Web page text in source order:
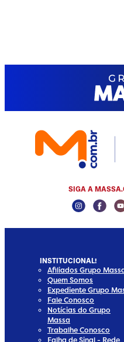
SIGA A
INSTITUCIONAL!
Afiliados Grupo
Quem Somos
Expediente Grupo
Fale Conosco
Notícias do Grupo
Massa
Trabalhe Conosco
Falha de Sinal - Rede